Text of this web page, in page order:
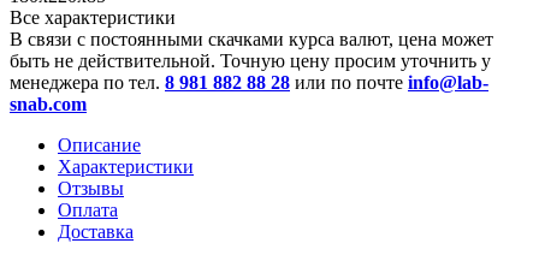
Все характеристики
В связи с постоянными скачками курса валют, цена может
быть не действительной. Точную цену просим уточнить у
менеджера по тел. 8 981 882 88 28 или по почте info@lab-
snab.com
Описание
Характеристики
Отзывы
Оплата
Доставка